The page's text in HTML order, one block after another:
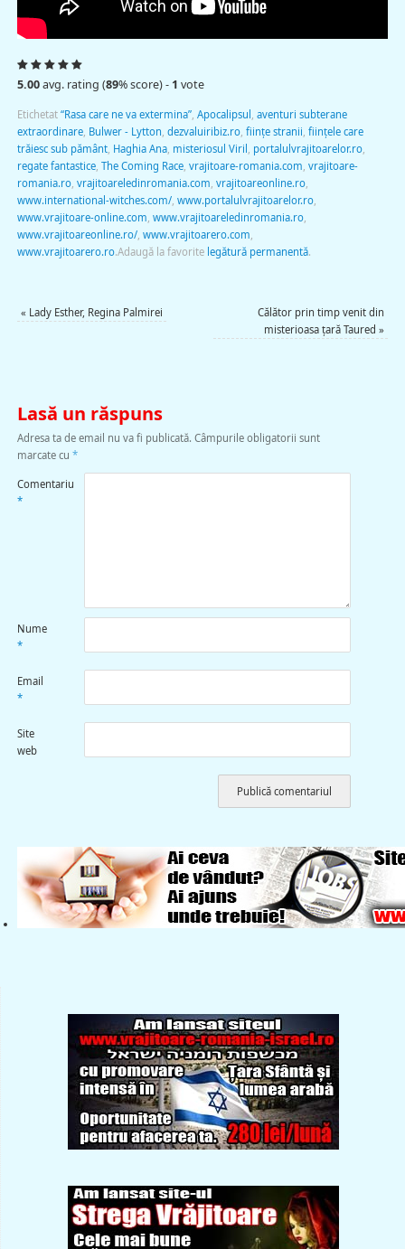
5.00avg. rating (89% score) - 1 vote
Etichetat “Rasa care ne va extermina”, Apocalipsul
aventuri subterane
extraordinare, Bulwer - Lytton dezvaluiribiz.ro, fiinţe stranii fiinţele care
trăiesc sub pământ, Haghia Ana, misteriosul Viril portalulvrajitoarelor.ro,
regate fantastice, The Coming Race, vrajitoare-romania.com vrajitoare-
romania.ro, vrajitoareledinromania.com vrajitoareonline.ro,
www.international-witches.com/, www.portalulvrajitoarelor.ro,
www.vrajitoare-online.com www.vrajitoareledinromania.ro,
www.vrajitoareonline.ro/, www.vrajitoarero.com
www.vrajitoarero.ro.Adaugă la favorite legătură permanentă.
« Lady Esther, Regina Palmirei
Călător prin timp venit din
misterioasa ţară Taured»
Lasă un răspuns
Adresa ta de email nu va fi publicată. Câmpurile obligatorii sunt
marcate cu *
Comentariu
*
Nume
*
Email
*
Site
web